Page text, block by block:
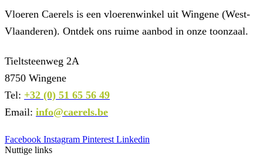
Vloeren Caerels is een vloerenwinkel uit Wingene (West-
Vlaanderen). Ontdek ons ruime aanbod in onze toonzaal.
Tieltsteenweg 2A
8750 Wingene
Tel: +32 (0) 51 65 56 49
Email: info@caerels.be
Facebook Instagram Pinterest Linkedin
Nuttige links